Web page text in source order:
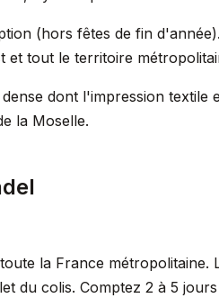
(hors fêtes de fin
et tout le territoire
dont l'impression
la Moselle.
la France
du colis. Comptez 2 à 5